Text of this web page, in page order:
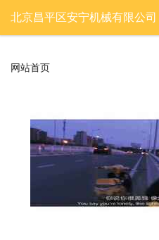
北京昌平区安宁机械有限公司
网站首页